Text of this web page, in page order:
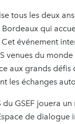
tous les deux
Bordeaux qui
événement
venues du
aux grands
les échanges
du GSEF jouera
de